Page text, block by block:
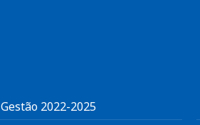
Gestão 2022-2025